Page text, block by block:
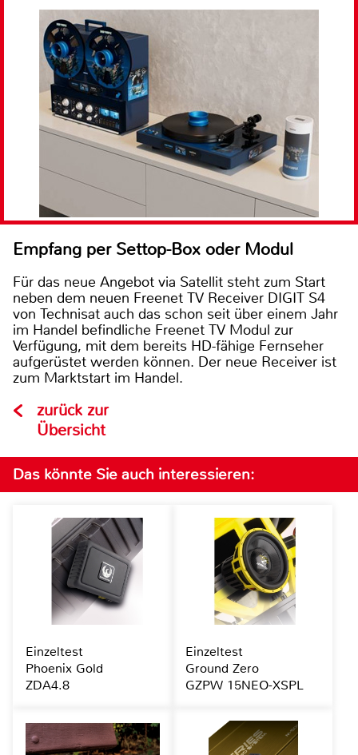
Empfang per Settop-Box oder Modul
Für das neue Angebot via Satellit steht zum Start
neben dem neuen Freenet TV Receiver DIGIT S4
von Technisat auch das schon seit über einem Jahr
im Handel befindliche Freenet TV Modul zur
Verfügung, mit dem bereits HD-fähige Fernseher
aufgerüstet werden können. Der neue Receiver ist
zum Marktstart im Handel.
zurück zur
Übersicht
Das könnte Sie auch interessieren:
Einzeltest
Phoenix Gold
ZDA4.8
Einzeltest
Ground Zero
GZPW 15NEO-XSPL